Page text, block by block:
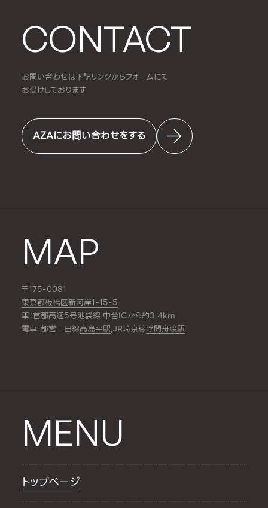
CONTACT
お問い合わせは下記リンクからフォームにて
お受けしております
AZAにお問い合わせをする
MAP
〒175-0081
東京都板橋区新河岸1-15-5
車：首都高速5号池袋線 中台ICから約3.4km
電車：都営三田線高島平駅,JR埼京線浮間舟渡駅
MENU
トップページ